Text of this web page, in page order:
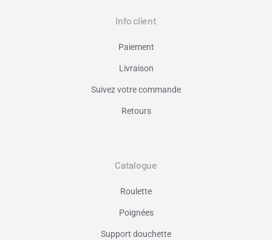
Info client
Paiement
Livraison
Suivez votre commande
Retours
Catalogue
Roulette
Poignées
Support douchette